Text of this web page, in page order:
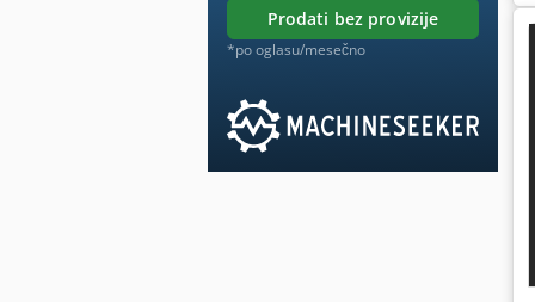
prodati bez provizije
*po oglasu/mesečno